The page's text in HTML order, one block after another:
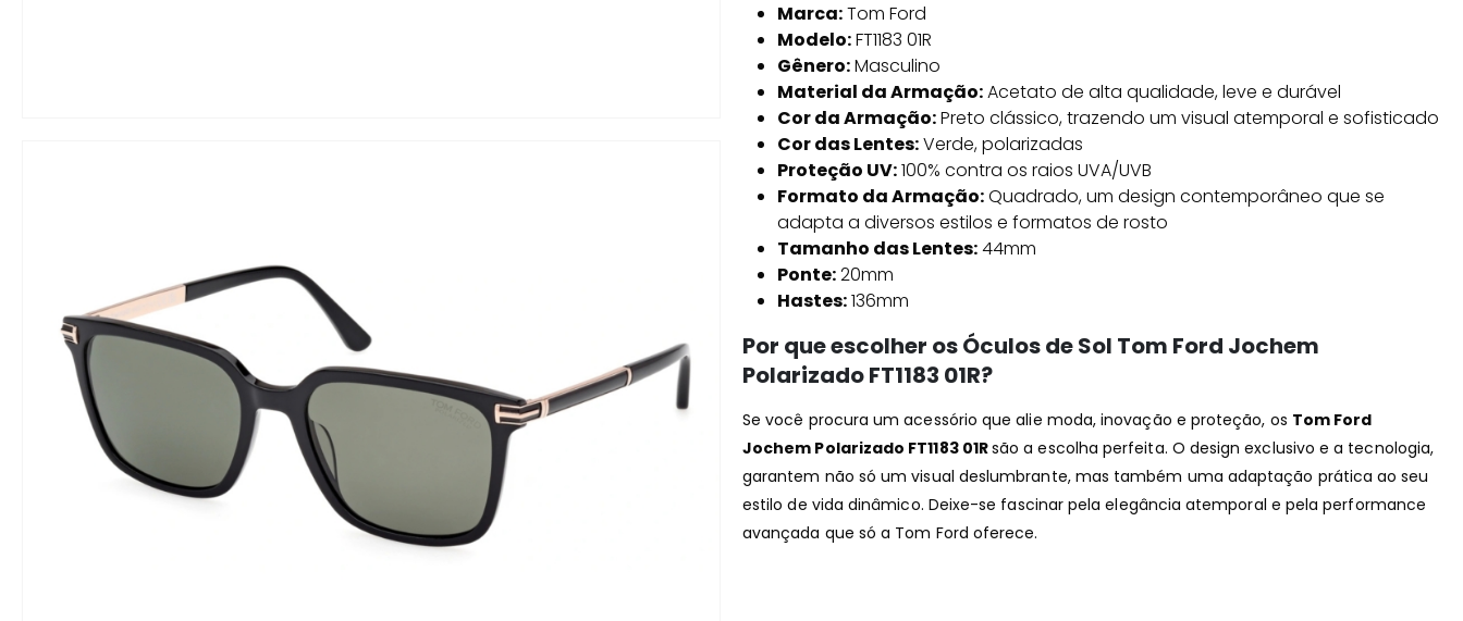
Marca:Tom Ford
Modelo:FT1183 01R
Gênero:Masculino
Material da Armação:Acetato de alta qualidade, leve e durável
Cor da Armação:Preto clássico, trazendo um visual atemporal e sofisticado
Cor das Lentes:Verde, polarizadas
Proteção UV:100% contra os raios UVA/UVB
Formato da Armação:Quadrado, um design contemporâneo que se
adapta a diversos estilos e formatos de rosto
Tamanho das Lentes:44mm
Ponte:20mm
Hastes:136mm
Por que escolher os Óculos de Sol Tom Ford Jochem
Polarizado FT1183 01R?
Se você procura um acessório que alie moda, inovação e proteção, os Tom Ford
Jochem Polarizado FT1183 01Rsão a escolha perfeita. O design exclusivo e a tecnologia,
garantem não só um visual deslumbrante, mas também uma adaptação prática ao seu
estilo de vida dinâmico. Deixe-se fascinar pela elegância atemporal e pela performance
avançada que só a Tom Ford oferece.